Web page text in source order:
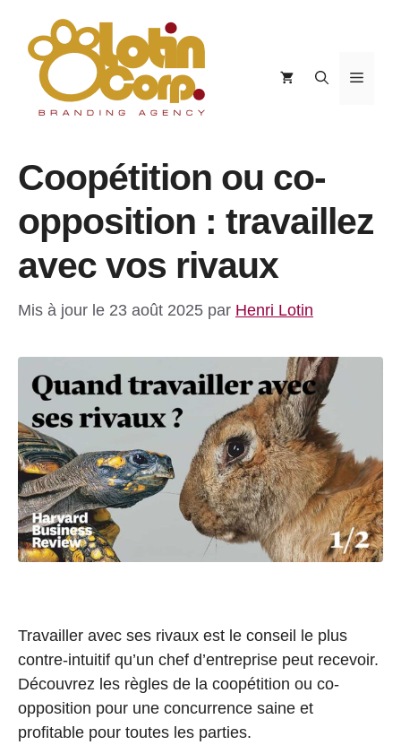
contenu
Menu
Coopétition ou co-
opposition : travaillez
avec vos rivaux
Mis à jour le 23 août 2025 par Henri Lotin
Travailler avec ses rivaux est le conseil le plus
contre-intuitif qu’un chef d’entreprise peut recevoir.
Découvrez les règles de la coopétition ou co-
opposition pour une concurrence saine et
profitable pour toutes les parties.